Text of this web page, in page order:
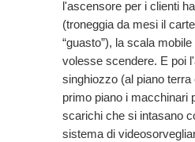
l'ascensore per i clienti
(troneggia da mesi il
“guasto”), la scala
volesse scendere. E poi
singhiozzo (al piano terra
primo piano i macchinari
scarichi che si intasano
sistema di